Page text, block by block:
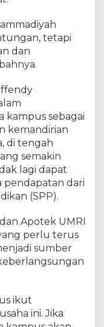
tetapi
dan
kampus sebagai
kemandirian
di tengah
semakin
lagi dapat
dari
(SPP).
Apotek UMRI
perlu terus
sumber
ikut
ini. Jika